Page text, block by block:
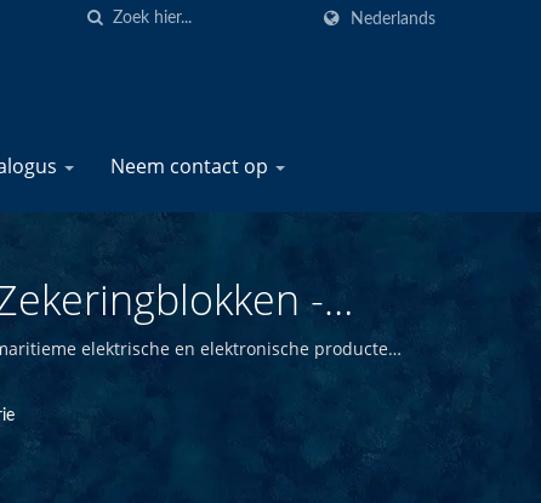
Nederlands
Neem contact op
-
| YIS Marine
elektrische en elektronische producten.
wij hoogwaardige maritieme producten